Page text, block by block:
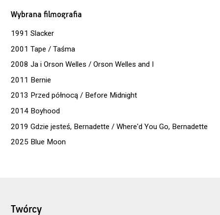
Wybrana filmografia
1991 Slacker
2001 Tape / Taśma
2008 Ja i Orson Welles / Orson Welles and I
2011 Bernie
2013 Przed północą / Before Midnight
2014 Boyhood
2019 Gdzie jesteś, Bernadette / Where'd You Go, Bernadette
2025 Blue Moon
Twórcy